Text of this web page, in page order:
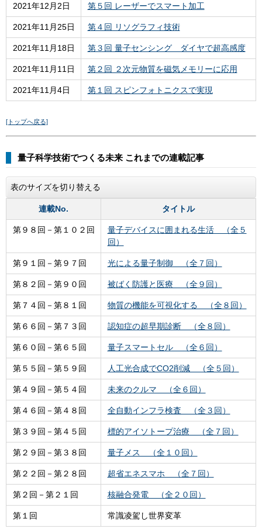
2021年12月2日 第５回 レーザーでスマート加工
2021年11月25日 第４回 リソグラフィ技術
2021年11月18日 第３回 量子センシング ダイヤで超高感度
2021年11月11日 第２回 ２次元物質を磁気メモリーに応用
2021年11月4日 第１回 スピンフォトニクスで実現
[トップへ戻る]
量子科学技術でつくる未来 これまでの連載記事
表のサイズを切り替える
連載No. タイトル
第９８回－第１０２回
量子デバイスに囲まれる生活 （全５
回）
第９１回－第９７回 光による量子制御 （全７回）
第８２回－第９０回 被ばく防護と医療 （全９回）
第７４回－第８１回 物質の機能を可視化する （全８回）
第６６回－第７３回 認知症の超早期診断 （全８回）
第６０回－第６５回 量子スマートセル （全６回）
第５５回－第５９回 人工光合成でCO2削減 （全５回）
第４９回－第５４回 未来のクルマ （全６回）
第４６回－第４８回 全自動インフラ検査 （全３回）
第３９回－第４５回 標的アイソトープ治療 （全７回）
第２９回－第３８回 量子メス （全１０回）
第２２回－第２８回 超省エネスマホ （全７回）
第２回－第２１回 核融合発電 （全２０回）
第１回 常識凌駕し世界変革